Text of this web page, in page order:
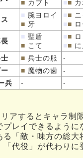
■ カブト
■■
■ 腕ヨロイ
■ 牙
■■ ニ
■■
■ 聖盾
■ こて
■■
■■
■ 兵士の服
-
■ 魔物の歯
-
兵
- -
アするとキャラ制
プレイできるように
る「敵・味方の総大
「代役」が代わりに